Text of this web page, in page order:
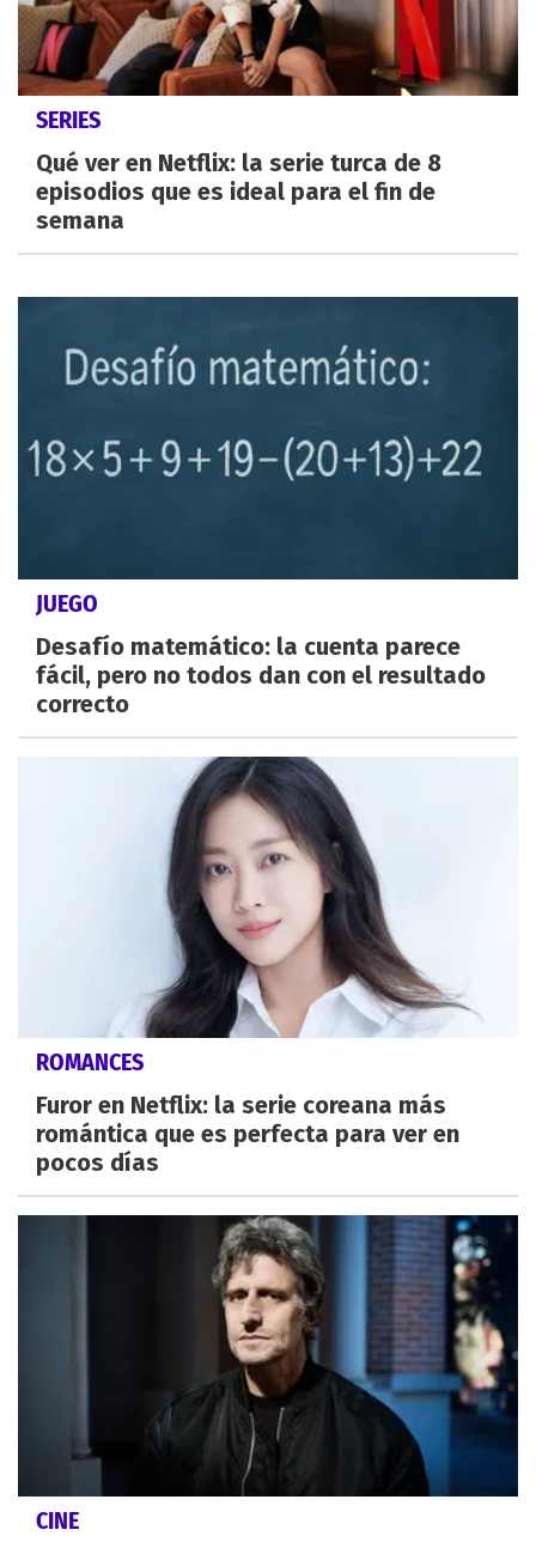
SERIES
Qué ver en Netflix: la serie turca de 8
episodios que es ideal para el fin de
semana
JUEGO
Desafío matemático: la cuenta parece
fácil, pero no todos dan con el resultado
correcto
ROMANCES
Furor en Netflix: la serie coreana más
romántica que es perfecta para ver en
pocos días
CINE